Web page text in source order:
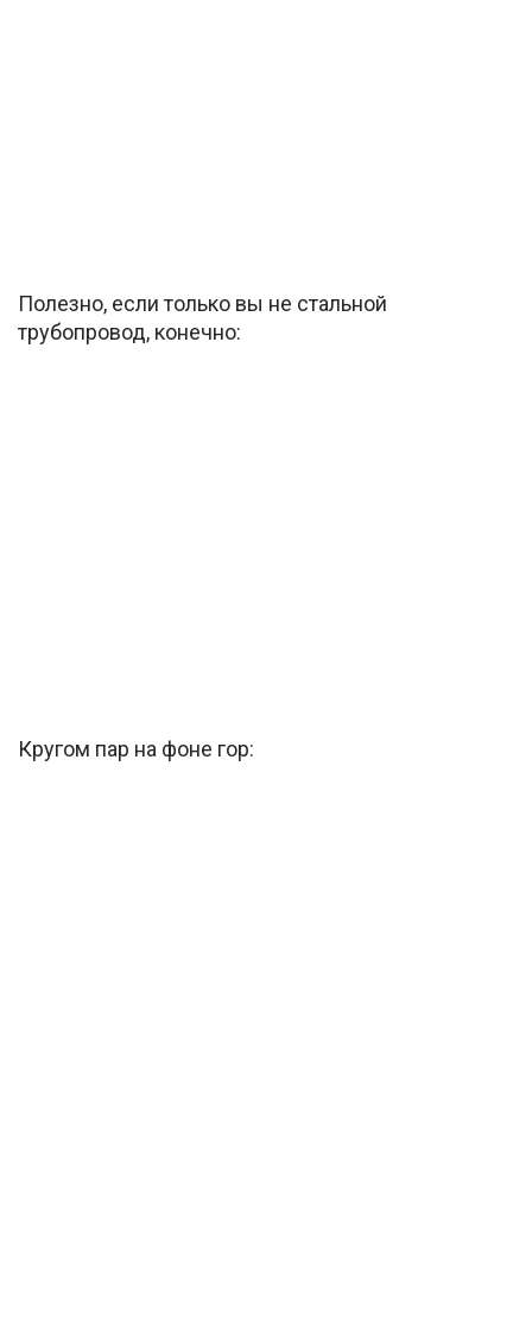
Полезно, если только вы не стальной
трубопровод, конечно:
Кругом пар на фоне гор: